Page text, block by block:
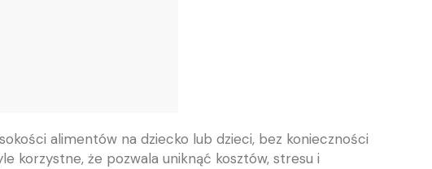
alimentów na dziecko lub dzieci, bez konieczności
korzystne, że pozwala uniknąć kosztów, stresu i